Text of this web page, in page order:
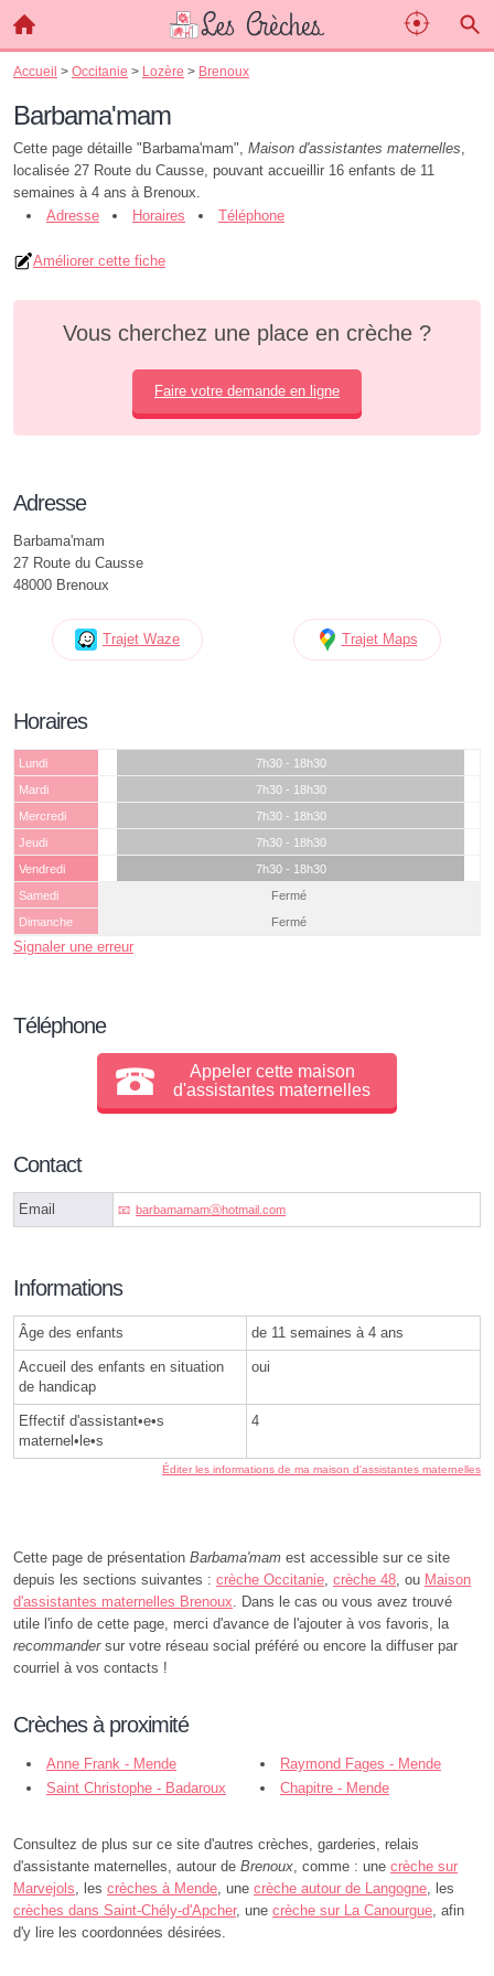
Accueil > Occitanie > Lozère > Brenoux
Barbama'mam
Cette page détaille "Barbama'mam", Maison d'assistantes maternelles,
localisée 27 Route du Causse, pouvant accueillir 16 enfants de 11
semaines à 4 ans à Brenoux.
Adresse
Horaires Téléphone
Améliorer cette fiche
Vous cherchez une place en crèche ?
Faire votre demande en ligne
Adresse
Barbama'mam
27 Route du Causse
48000 Brenoux
Trajet Waze Trajet Maps
Horaires
Lundi
7h30 - 18h30
Mardi
7h30 - 18h30
Mercredi
7h30 - 18h30
Jeudi
7h30 - 18h30
Vendredi
7h30 - 18h30
Samedi
Fermé
Dimanche
Fermé
Signaler une erreur
Téléphone
Appeler cette maison
d'assistantes maternelles
Contact
Email barbamamamⓐhotmail.com
Informations
Âge des enfants de 11 semaines à 4 ans
Accueil des enfants en situation
de handicap
oui
Effectif d'assistant•e•s
maternel•le•s
4
Éditer les informations de ma maison d'assistantes maternelles
Cette page de présentation Barbama'mam est accessible sur ce site
depuis les sections suivantes : crèche Occitanie, crèche 48, ou Maison
d'assistantes maternelles Brenoux. Dans le cas ou vous avez trouvé
utile l'info de cette page, merci d'avance de l'ajouter à vos favoris, la
recommandersur votre réseau social préféré ou encore la diffuser par
courriel à vos contacts !
Crèches à proximité
Anne Frank - Mende
Raymond Fages - Mende
Saint Christophe - Badaroux
Chapitre - Mende
Consultez de plus sur ce site d'autres crèches, garderies, relais
d'assistante maternelles, autour de Brenoux, comme : une crèche sur
Marvejols, les crèches à Mende, une crèche autour de Langogne, les
crèches dans Saint-Chély-d'Apcher, une crèche sur La Canourgue, afin
d'y lire les coordonnées désirées.